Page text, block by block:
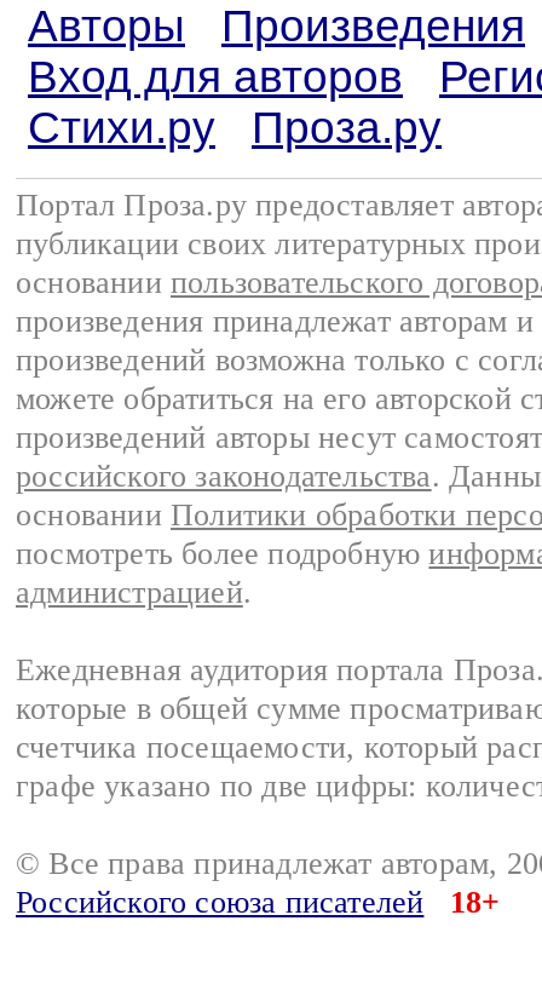
Авторы
Произведения
Вход для авторов
Стихи.ру
Проза.ру
Портал Проза.ру предоставляет
публикации своих литературных
основании пользовательского
произведения принадлежат авторам
произведений возможна только с
можете обратиться на его авторской
произведений авторы несут
российского законодательства.
основании Политики обработки
посмотреть более подробную
администрацией.
Ежедневная аудитория портала
которые в общей сумме
счетчика посещаемости, который
графе указано по две цифры:
© Все права принадлежат авторам,
Российского союза писателей
18+